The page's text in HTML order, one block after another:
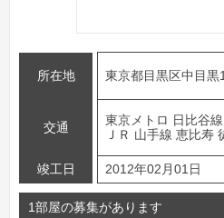
所在地 東京都目黒区中目黒
交通
東京メトロ 日比谷
ＪＲ 山手線 恵比寿
竣工日 2012年02月01日
1部屋の募集があります